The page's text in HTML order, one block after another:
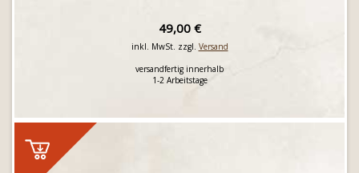
49,00 €
inkl. MwSt. zzgl. Versand
versandfertig innerhalb
1-2 Arbeitstage